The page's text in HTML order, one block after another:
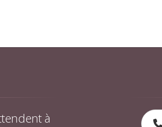
à